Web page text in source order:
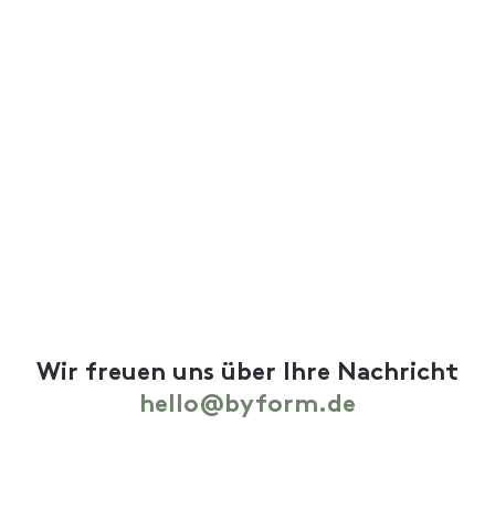
Wir freuen uns über Ihre Nachricht
hello@byform.de